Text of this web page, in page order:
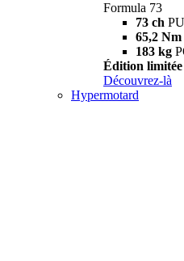
Formula 73
73 ch
65,2 Nm
183 kg
Édition limitée
Découvrez-là
Hypermotard